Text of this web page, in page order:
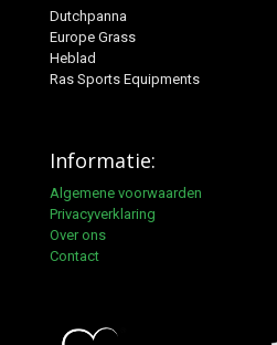
Dutchpanna
Europe Grass
Heblad
Ras Sports Equipments
Informatie:
Algemene voorwaarden
Privacyverklaring
Over ons
Contact